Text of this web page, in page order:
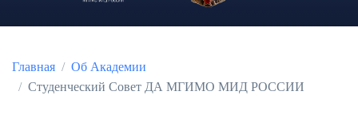
Главная
Об Академии
Студенческий Совет ДА МГИМО МИД РОССИИ